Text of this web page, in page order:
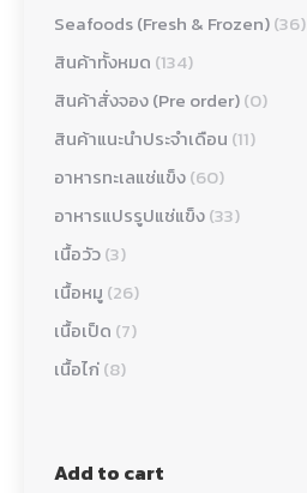
Seafoods (Fresh & Frozen)(36)
สินค้าทั้งหมด (134)
สินค้าสั่งจอง (Pre order)(0)
สินค้าแนะนำประจำเดือน (11)
อาหารทะเลแช่แข็ง(60)
อาหารแปรรูปแช่แข็ง(33)
เนื้อวัว(3)
เนื้อหมู (26)
เนื้อเป็ด (7)
เนื้อไก่(8)
Add to cart